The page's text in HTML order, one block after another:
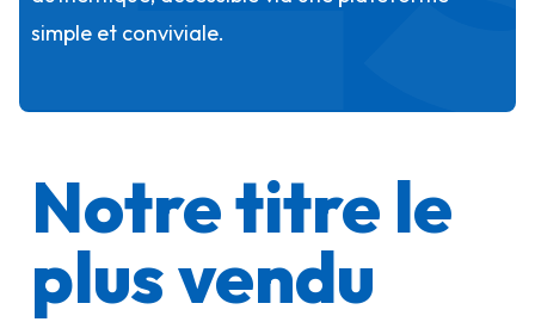
simple et conviviale.
Notre titre le
plus vendu